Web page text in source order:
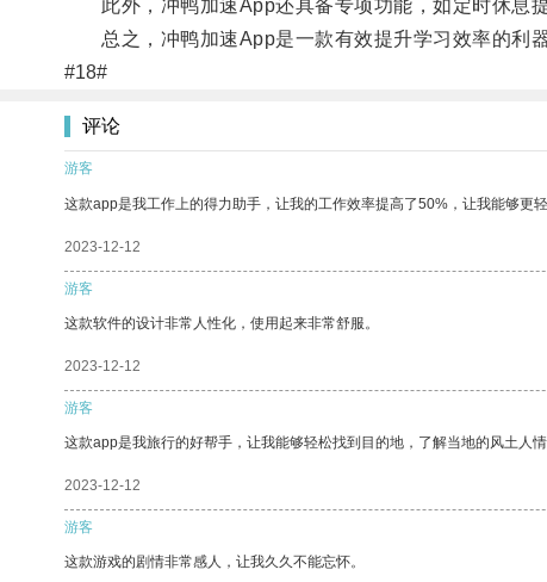
此外，冲鸭加速App还具备专项功能，如定时休息提
总之，冲鸭加速App是一款有效提升学习效率的利器
#18#
评论
游客
这款app是我工作上的得力助手，让我的工作效率提高了50%，让我能够更轻
2023-12-12
游客
这款软件的设计非常人性化，使用起来非常舒服。
2023-12-12
游客
这款app是我旅行的好帮手，让我能够轻松找到目的地，了解当地的风土人情
2023-12-12
游客
这款游戏的剧情非常感人，让我久久不能忘怀。